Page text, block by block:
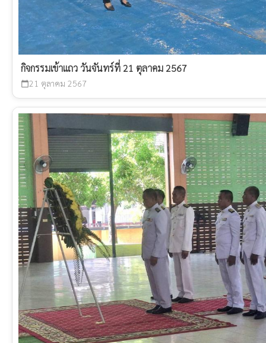
กิจกรรมเข้าแถว วันจันทร์ที่ 21 ตุลาคม 2567
calendar_today21 ตุลาคม 2567